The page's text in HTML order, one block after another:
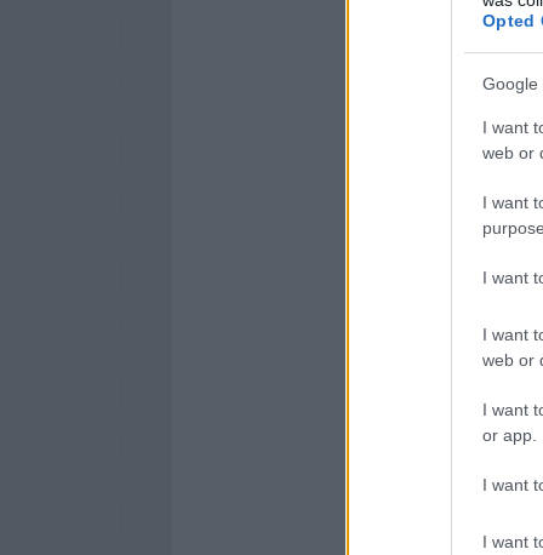
Opted
Google
I want
web or
I want
I want
I want
web or
I want
or app.
I want
I want